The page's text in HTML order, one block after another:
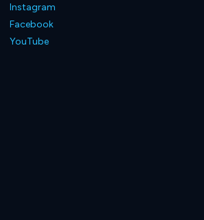
Instagram
Facebook
YouTube